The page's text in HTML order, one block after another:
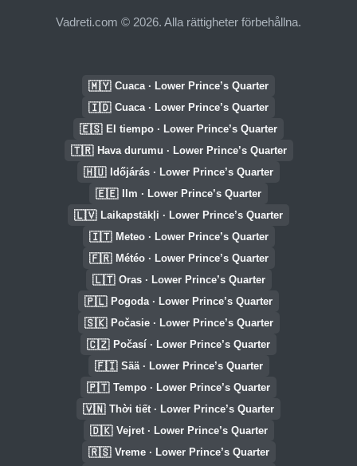
Vadreti.com © 2026. Alla rättigheter förbehållna.
🇲🇾 Cuaca · Lower Prince’s Quarter
🇮🇩 Cuaca · Lower Prince’s Quarter
🇪🇸 El tiempo · Lower Prince’s Quarter
🇹🇷 Hava durumu · Lower Prince’s Quarter
🇭🇺 Időjárás · Lower Prince’s Quarter
🇪🇪 Ilm · Lower Prince’s Quarter
🇱🇻 Laikapstākļi · Lower Prince’s Quarter
🇮🇹 Meteo · Lower Prince’s Quarter
🇫🇷 Météo · Lower Prince’s Quarter
🇱🇹 Oras · Lower Prince’s Quarter
🇵🇱 Pogoda · Lower Prince’s Quarter
🇸🇰 Počasie · Lower Prince’s Quarter
🇨🇿 Počasí · Lower Prince’s Quarter
🇫🇮 Sää · Lower Prince’s Quarter
🇵🇹 Tempo · Lower Prince’s Quarter
🇻🇳 Thời tiết · Lower Prince’s Quarter
🇩🇰 Vejret · Lower Prince’s Quarter
🇷🇸 Vreme · Lower Prince’s Quarter